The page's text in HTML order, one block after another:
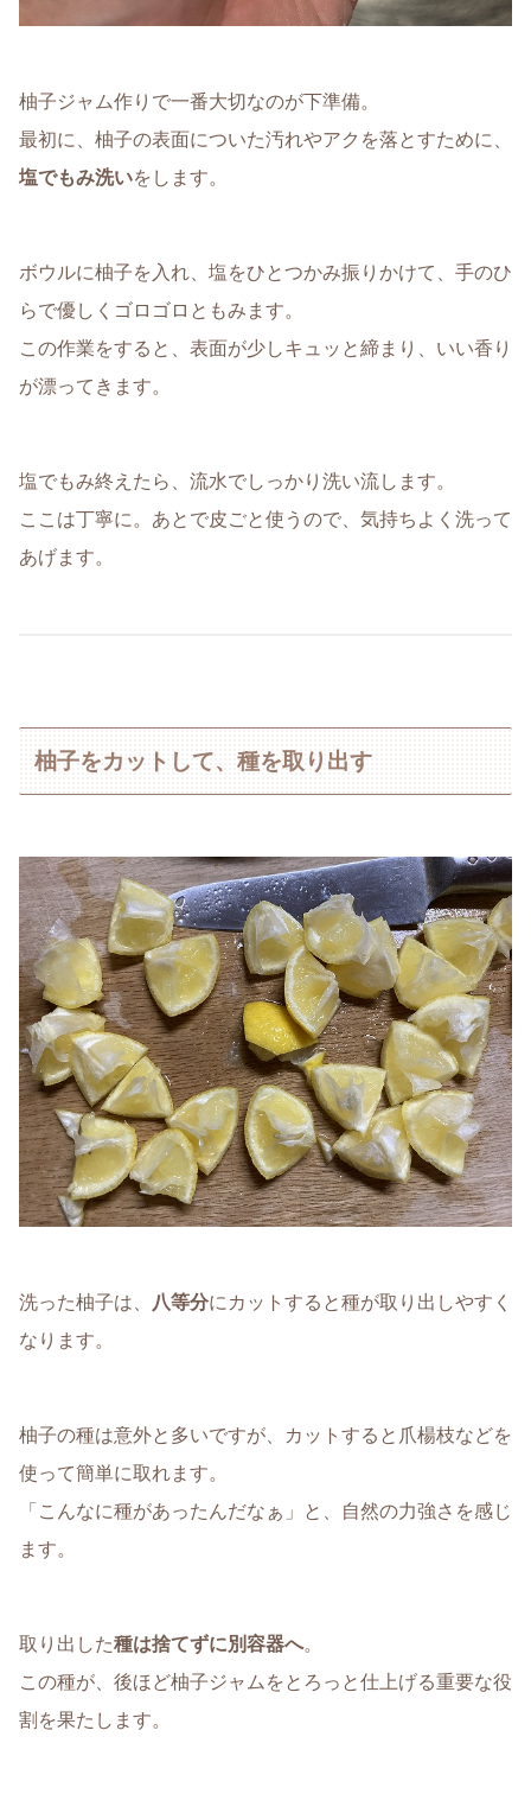
柚子ジャム作りで一番大切なのが下準備。
最初に、柚子の表面についた汚れやアクを落とすために、
塩でもみ洗いをします。
ボウルに柚子を入れ、塩をひとつかみ振りかけて、手のひ
らで優しくゴロゴロともみます。
この作業をすると、表面が少しキュッと締まり、いい香り
が漂ってきます。
塩でもみ終えたら、流水でしっかり洗い流します。
ここは丁寧に。あとで皮ごと使うので、気持ちよく洗って
あげます。
柚子をカットして、種を取り出す
洗った柚子は、 八等分にカットすると種が取り出しやすく
なります。
柚子の種は意外と多いですが、カットすると爪楊枝などを
使って簡単に取れます。
「こんなに種があったんだなぁ」と、自然の力強さを感じ
ます。
取り出した種は捨てずに別容器へ。
この種が、後ほど柚子ジャムをとろっと仕上げる重要な役
割を果たします。